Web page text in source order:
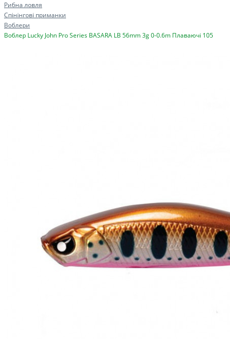
ЧОВНИ ТА МОТОРИ
Рибна ловля
Спінінгові приманки
Воблери
Воблер Lucky John Pro Series BASARA LB 56mm 3g 0-0.6m Плаваючі 105